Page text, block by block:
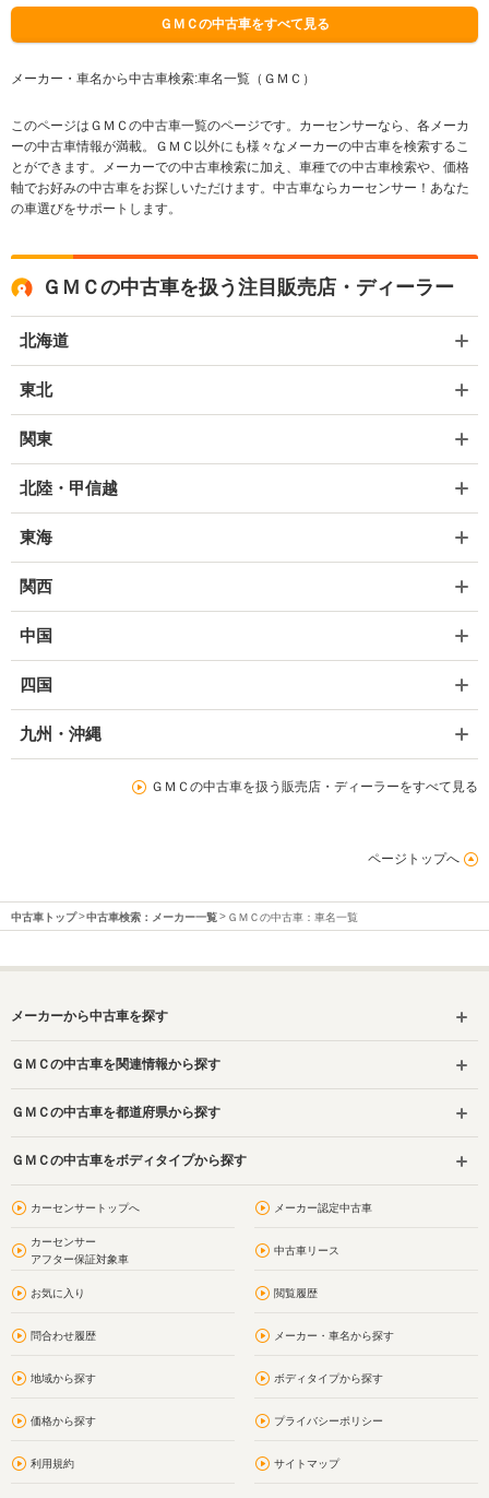
ＧＭＣの中古車をすべて見る
メーカー・車名から中古車検索:車名一覧（ＧＭＣ）
このページはＧＭＣの中古車一覧のページです。カーセンサーなら、各メーカ
ーの中古車情報が満載。ＧＭＣ以外にも様々なメーカーの中古車を検索するこ
とができます。メーカーでの中古車検索に加え、車種での中古車検索や、価格
軸でお好みの中古車をお探しいただけます。中古車ならカーセンサー！あなた
の車選びをサポートします。
ＧＭＣの中古車を扱う注目販売店・ディーラー
北海道
東北
関東
北陸・甲信越
東海
関西
中国
四国
九州・沖縄
ＧＭＣの中古車を扱う販売店・ディーラーをすべて見る
ページトップへ
中古車トップ 中古車検索：メーカー一覧 ＧＭＣの中古車：車名一覧
メーカーから中古車を探す
ＧＭＣの中古車を関連情報から探す
ＧＭＣの中古車を都道府県から探す
ＧＭＣの中古車をボディタイプから探す
カーセンサートップへ メーカー認定中古車
カーセンサー
アフター保証対象車
中古車リース
お気に入り 閲覧履歴
問合わせ履歴 メーカー・車名から探す
地域から探す ボディタイプから探す
価格から探す プライバシーポリシー
利用規約 サイトマップ